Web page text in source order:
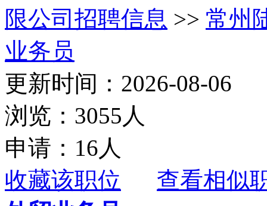
限公司招聘信息 >> 常州
业务员
更新时间：2026-08-06
浏览：3055人
申请：16人
收藏该职位
查看相似